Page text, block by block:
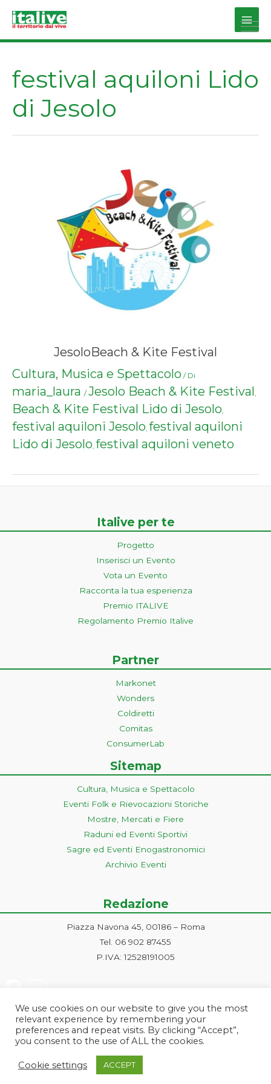
Main
festival aquiloni Lido
di Jesolo
JesoloBeach & Kite Festival
Cultura, Musica e Spettacolo / Di
maria_laura / Jesolo Beach & Kite Festival ,
Beach & Kite Festival Lido di Jesolo,
festival aquiloni Jesolo, festival aquiloni
Lido di Jesolo, festival aquiloni veneto
Italive per te
Progetto
Inserisci un Evento
Vota un Evento
Racconta la tua esperienza
Premio ITALIVE
Regolamento Premio Italive
Partner
Markonet
Wonders
Coldiretti
Comitas
ConsumerLab
Sitemap
Cultura, Musica e Spettacolo
Eventi Folk e Rievocazioni Storiche
Mostre, Mercati e Fiere
Raduni ed Eventi Sportivi
Sagre ed Eventi Enogastronomici
Archivio Eventi
Redazione
Piazza Navona 45, 00186 – Roma
Tel. 06 902 87455
P.IVA: 12528191005
Roma | PI e CF: 12528191005 | markonetsrl@pec.it |
We use cookies on our website to give you the most
relevant experience by remembering your
preferences and repeat visits. By clicking “Accept”,
you consent to the use of ALL the cookies.
Cookie settings ACCEPT